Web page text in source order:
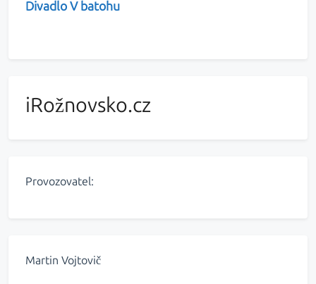
Divadlo V batohu
iRožnovsko.cz
Provozovatel:
Martin Vojtovič